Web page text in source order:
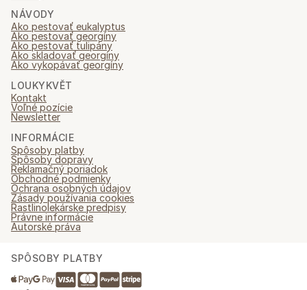
NÁVODY
Ako pestovať eukalyptus
Ako pestovať georgíny
Ako pestovať tulipány
Ako skladovať georgíny
Ako vykopávať georgíny
LOUKYKVĚT
Kontakt
Voľné pozície
Newsletter
INFORMÁCIE
Spôsoby platby
Spôsoby dopravy
Reklamačný poriadok
Obchodné podmienky
Ochrana osobných údajov
Zásady používania cookies
Rastlinolekárske predpisy
Právne informácie
Autorské práva
SPÔSOBY PLATBY